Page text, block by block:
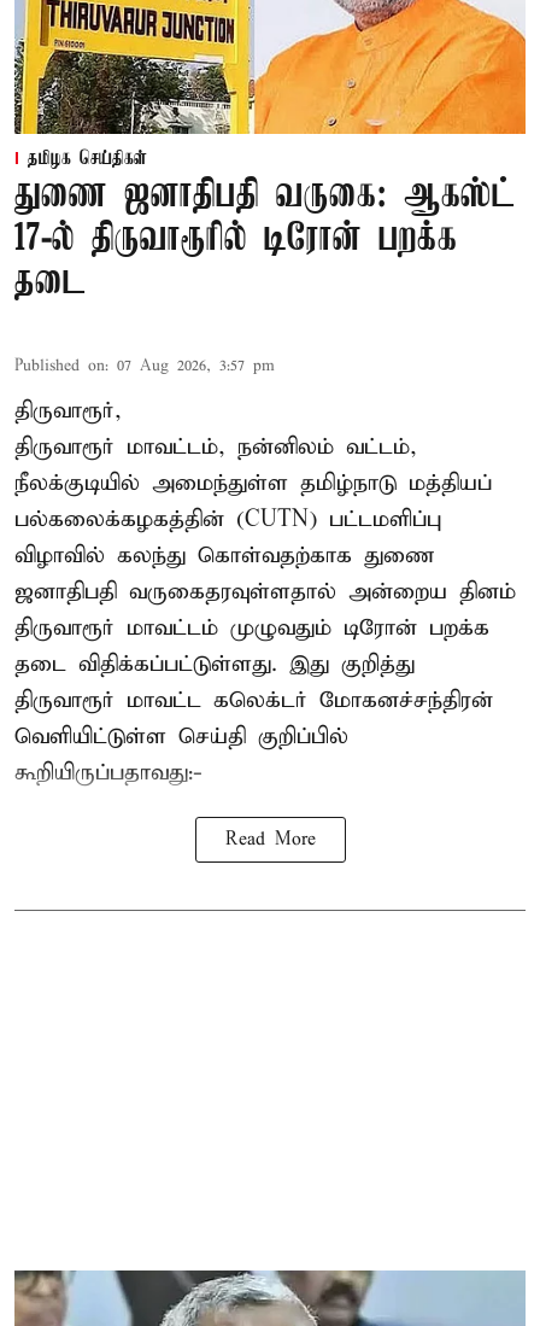
தமிழக செய்திகள்
துணை ஜனாதிபதி வருகை: ஆகஸ்ட்
17-ல் திருவாரூரில் டிரோன் பறக்க
தடை
Published on: 07 Aug 2026, 3:57 pm
திருவாரூர்,
திருவாரூர் மாவட்டம், நன்னிலம் வட்டம்,
நீலக்குடியில் அமைந்துள்ள தமிழ்நாடு மத்தியப்
பல்கலைக்கழகத்தின் (CUTN) பட்டமளிப்பு
விழாவில் கலந்து கொள்வதற்காக துணை
ஜனாதிபதி வருகைதரவுள்ளதால் அன்றைய தினம்
திருவாரூர் மாவட்டம் முழுவதும் டிரோன் பறக்க
தடை விதிக்கப்பட்டுள்ளது. இது குறித்து
திருவாரூர் மாவட்ட கலெக்டர் மோகனச்சந்திரன்
வெளியிட்டுள்ள செய்தி குறிப்பில்
கூறியிருப்பதாவது:-
Read More